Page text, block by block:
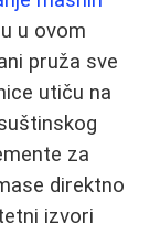
u ovom
pruža sve
utiču na
za
direktno
izvori